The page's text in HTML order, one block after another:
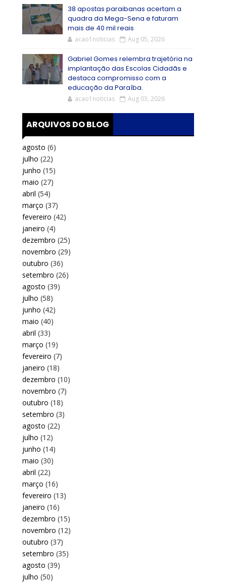
38 apostas paraibanas acertam a
quadra da Mega-Sena e faturam
mais de 40 mil reais
acao1noticias Aug 05, 2026
Gabriel Gomes relembra trajetória na
implantação das Escolas Cidadãs e
destaca compromisso com a
educação da Paraíba.
acao1noticias Aug 03, 2026
ARQUIVOS DO BLOG
agosto (6)
julho (22)
junho (15)
maio (27)
abril (54)
março (37)
fevereiro (42)
janeiro (4)
dezembro (25)
novembro (29)
outubro (36)
setembro (26)
agosto (39)
julho (58)
junho (42)
maio (40)
abril (33)
março (19)
fevereiro (7)
janeiro (18)
dezembro (10)
novembro (7)
outubro (18)
setembro (3)
agosto (22)
julho (12)
junho (14)
maio (30)
abril (22)
março (16)
fevereiro (13)
janeiro (16)
dezembro (15)
novembro (12)
outubro (37)
setembro (35)
agosto (39)
julho (50)